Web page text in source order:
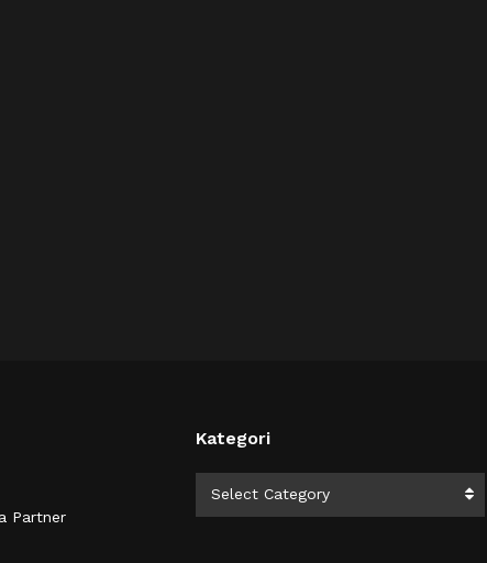
Partner
Kategori
Select Category